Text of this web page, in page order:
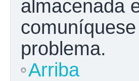
almacenada
problema.
Arriba